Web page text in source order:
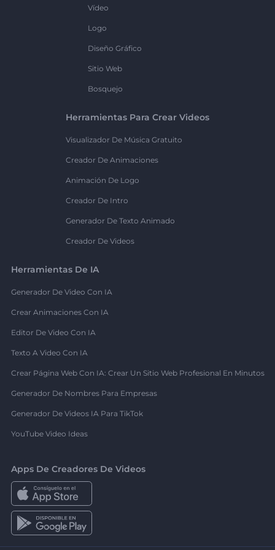
Vídeo
Logo
Diseño Gráfico
Sitio Web
Bosquejo
Herramientas Para Crear Videos
Visualizador De Música Gratuito
Creador De Animaciones
Animación De Logo
Creador De Intro
Generador De Texto Animado
Creador De Videos
Herramientas De IA
Generador De Video Con IA
Crear Animaciones Con IA
Editor De Video Con IA
Texto A Video Con IA
Crear Página Web Con IA: Crear Un Sitio Web Profesional En Minutos
Generador De Nombres Para Empresas
Generador De Videos IA Para TikTok
YouTube Video Ideas
Apps De Creadores De Videos